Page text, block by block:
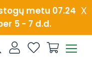
x
metu 07.24
5 - 7 d.d.